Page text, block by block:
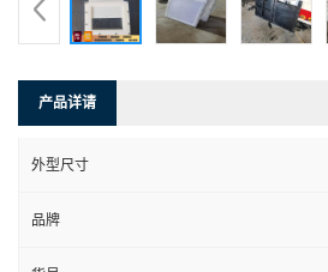
产品详请
外型尺寸
品牌